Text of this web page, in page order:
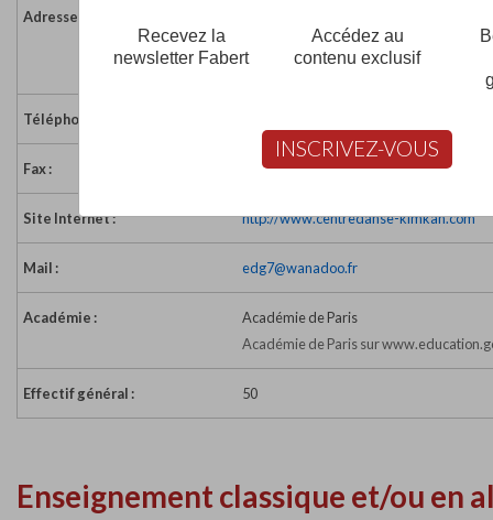
Adresse :
75020 PARIS
France
Téléphone :
Fax : 01 43 66 94 51
Site Internet : http://www.centredanse-kimkan.com
Mail : edg7@wanadoo.fr
Académie :
Académie de Paris
Académie de Paris sur
Effectif général : 50
Enseignement classique et/ou en
Recevez la
newsletter Fabert
Accédez au
contenu exclusif
INSCRIVEZ-VOUS